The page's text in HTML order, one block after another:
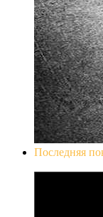
Последняя